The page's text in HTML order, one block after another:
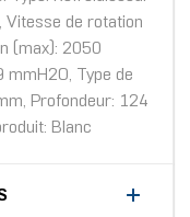
Vitesse de rotation
(max): 2050
Type de
Profondeur: 124
Blanc